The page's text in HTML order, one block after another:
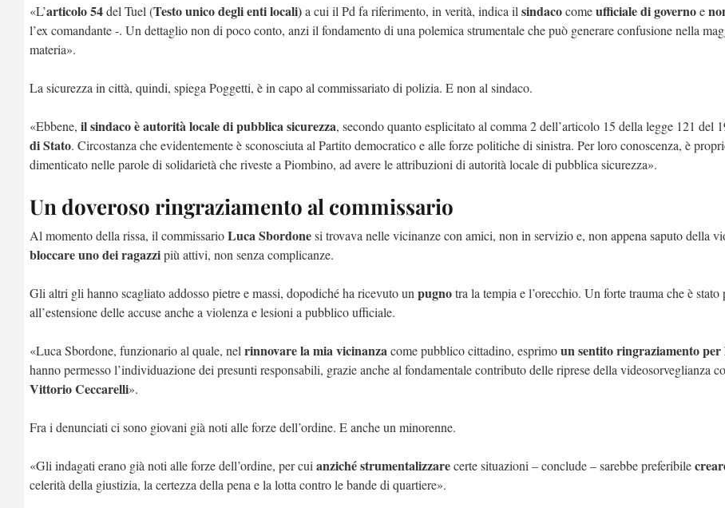
«L’articolo 54del Tuel (Testo unico degli enti locali)a cui il Pd fa riferimento, in verità, indica il sindacocomeufficiale di governoe
l’ex comandante -. Un dettaglio non di poco conto, anzi il fondamento di una polemica strumentale che può generare confusione nella
materia».
La sicurezza in città, quindi, spiega Poggetti, è in capo al commissariato di polizia. E non al sindaco.
«Ebbene, il sindaco è autorità locale di pubblica sicurezza, secondo quanto esplicitato al comma 2 dell’articolo 15 della legge 121 del
di Stato. Circostanza che evidentemente è sconosciuta al Partito democratico e alle forze politiche di sinistra. Per loro conoscenza, è
dimenticato nelle parole di solidarietà che riveste a Piombino, ad avere le attribuzioni di autorità locale di pubblica sicurezza».
Un doveroso ringraziamento al commissario
Al momento della rissa, il commissarioLucaSbordonesi trovava nelle vicinanze con amici, non in servizio e, non appena saputo della
bloccare uno dei ragazzipiù attivi, non senza complicanze.
Gli altri gli hanno scagliato addosso pietre e massi, dopodiché ha ricevuto un pugnotra la tempia e l’orecchio. Un forte trauma che è
all’estensione delle accuse anche a violenza e lesioni a pubblico ufficiale.
«Luca Sbordone, funzionario al quale, nel rinnovare la mia vicinanzacome pubblico cittadino, esprimoun sentito ringraziamento
hanno permesso l’individuazione dei presunti responsabili, grazie anche al fondamentale contributo delle riprese della videosorveglianza
Vittorio Ceccarelli».
Fra i denunciati ci sono giovani già noti alle forze dell’ordine. E anche un minorenne.
«Gli indagati erano già noti alle forze dell’ordine, per cui anziché strumentalizzarecerte situazioni – conclude – sarebbe preferibile
celerità della giustizia, la certezza della pena e la lotta contro le bande di quartiere».